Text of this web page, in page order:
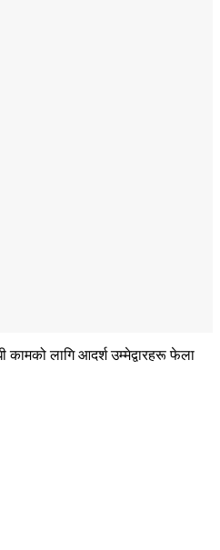
कामको लागि आदर्श उम्मेद्वारहरू फेला